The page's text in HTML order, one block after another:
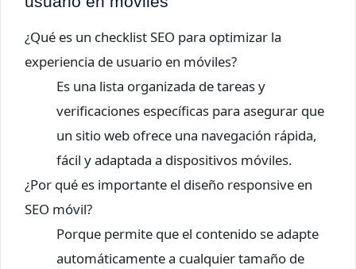
¿Qué es un checklist SEO para optimizar la
experiencia de usuario en móviles?
Es una lista organizada de tareas y
verificaciones específicas para asegurar que
un sitio web ofrece una navegación rápida,
fácil y adaptada a dispositivos móviles.
¿Por qué es importante el diseño responsive en
SEO móvil?
Porque permite que el contenido se adapte
automáticamente a cualquier tamaño de